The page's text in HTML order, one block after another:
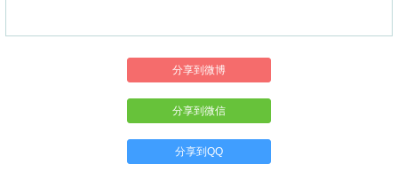
分享到微博
分享到微信
分享到QQ